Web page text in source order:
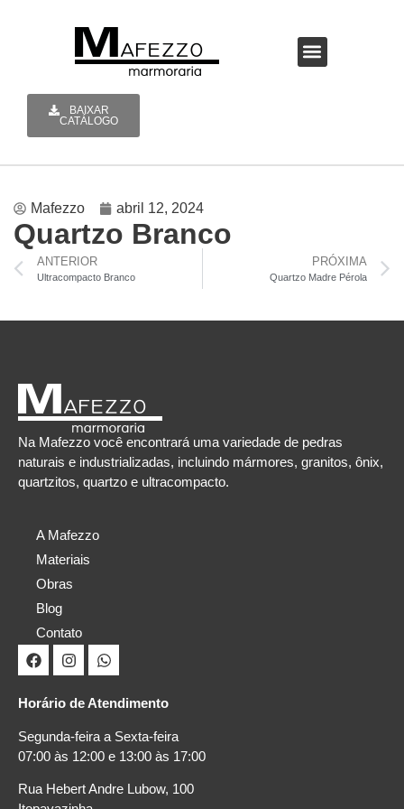
BAIXAR
CATÁLOGO
Mafezzo abril 12, 2024
Quartzo Branco
ANTERIOR
Ultracompacto Branco
PRÓXIMA
Quartzo Madre Pérola
Na Mafezzo você encontrará uma variedade de pedras
naturais e industrializadas, incluindo mármores, granitos, ônix,
quartzitos, quartzo e ultracompacto.
A Mafezzo
Materiais
Obras
Blog
Contato
Horário de Atendimento
Segunda-feira a Sexta-feira
07:00 às 12:00 e 13:00 às 17:00
Rua Hebert Andre Lubow, 100